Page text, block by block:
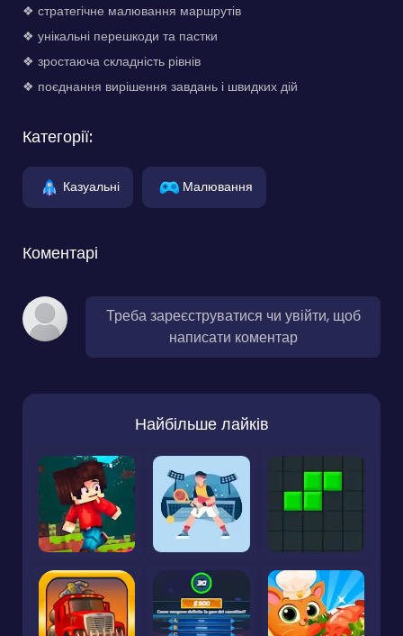
❖ стратегічне малювання маршрутів
❖ унікальні перешкоди та пастки
❖ зростаюча складність рівнів
❖ поєднання вирішення завдань і швидких дій
Категорії:
Казуальні Малювання
Коментарі
Треба зареєструватися чи увійти, щоб
написати коментар
Найбільше лайків